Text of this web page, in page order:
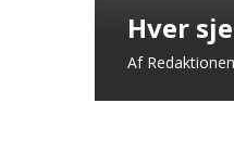
Hver
Af Redaktionen